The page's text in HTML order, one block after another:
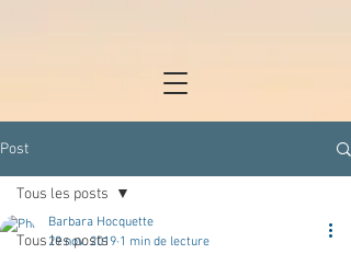
Post
Tous les posts
Tous les posts
Barbara Hocquette
29 nov. 2019 1 min de lecture